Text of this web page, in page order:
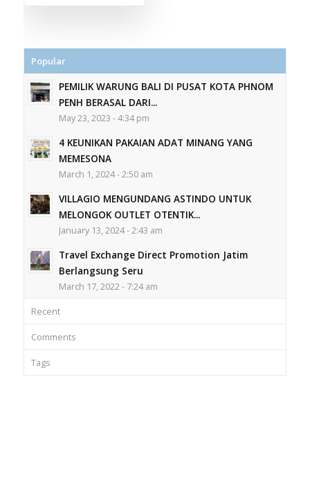
Popular
PEMILIK WARUNG BALI DI PUSAT KOTA PHNOM
PENH BERASAL DARI...
May 23, 2023 - 4:34 pm
4 KEUNIKAN PAKAIAN ADAT MINANG YANG
MEMESONA
March 1, 2024 - 2:50 am
VILLAGIO MENGUNDANG ASTINDO UNTUK
MELONGOK OUTLET OTENTIK...
January 13, 2024 - 2:43 am
Travel Exchange Direct Promotion Jatim
Berlangsung Seru
March 17, 2022 - 7:24 am
Recent
Comments
Tags